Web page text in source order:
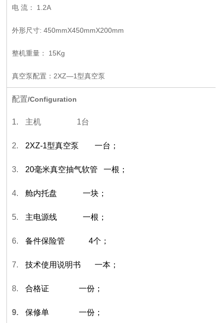
电 流： 1.2A
外形尺寸: 450mmX450mmX200mm
整机重量： 15Kg
真空泵配置： 2XZ—1型真空泵
配置/Configuration
1. 主机 1台
2. 2XZ-1型真空泵 一台；
3. 20毫米真空抽气软管 一根；
4. 舱内托盘 一块；
5. 主电源线 一根；
6. 备件保险管 4个；
7. 技术使用说明书 一本；
8. 合格证 一份；
9. 保修单 一份；